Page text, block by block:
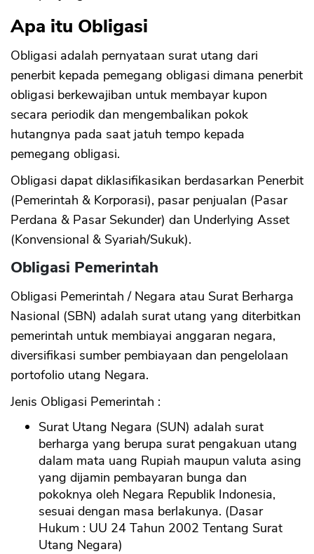
Apa itu Obligasi
Obligasi adalah pernyataan surat utang dari
penerbit kepada pemegang obligasi dimana penerbit
obligasi berkewajiban untuk membayar kupon
secara periodik dan mengembalikan pokok
hutangnya pada saat jatuh tempo kepada
pemegang obligasi.
Obligasi dapat diklasifikasikan berdasarkan Penerbit
(Pemerintah & Korporasi), pasar penjualan (Pasar
Perdana & Pasar Sekunder) dan Underlying Asset
(Konvensional & Syariah/Sukuk).
Obligasi Pemerintah
Obligasi Pemerintah / Negara atau Surat Berharga
Nasional (SBN) adalah surat utang yang diterbitkan
pemerintah untuk membiayai anggaran negara,
diversifikasi sumber pembiayaan dan pengelolaan
portofolio utang Negara.
Jenis Obligasi Pemerintah :
Surat Utang Negara (SUN) adalah surat
berharga yang berupa surat pengakuan utang
dalam mata uang Rupiah maupun valuta asing
yang dijamin pembayaran bunga dan
pokoknya oleh Negara Republik Indonesia,
sesuai dengan masa berlakunya. (Dasar
Hukum : UU 24 Tahun 2002 Tentang Surat
Utang Negara)